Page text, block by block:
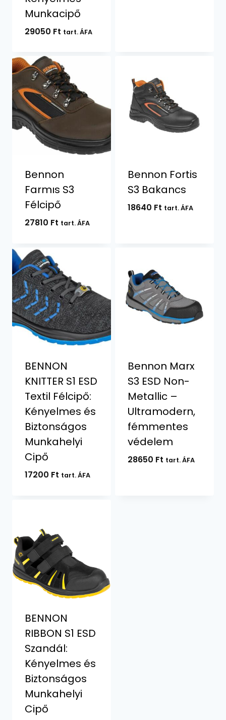
Munkacipő
29050 Ft tart. ÁFA
Bennon
Farmıs S3
Félcipő
27810 Ft tart. ÁFA
Bennon Fortis
S3 Bakancs
18640 Ft tart. ÁFA
BENNON
KNITTER S1 ESD
Textil Félcipő:
Kényelmes és
Biztonságos
Munkahelyi
Cipő
17200 Ft tart. ÁFA
Bennon Marx
S3 ESD Non-
Metallic –
Ultramodern,
fémmentes
védelem
28650 Ft tart. ÁFA
BENNON
RIBBON S1 ESD
Szandál:
Kényelmes és
Biztonságos
Munkahelyi
Cipő